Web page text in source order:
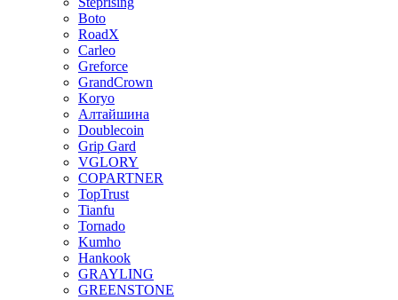
Boto
RoadX
Carleo
Greforce
GrandCrown
Koryo
Алтайшина
Doublecoin
Grip Gard
VGLORY
COPARTNER
TopTrust
Tianfu
Tornado
Kumho
Hankook
GRAYLING
GREENSTONE